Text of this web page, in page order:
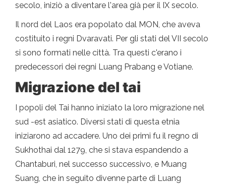
secolo, iniziò a diventare l'area già per il IX secolo.
Il nord del Laos era popolato dal MON, che aveva
costituito i regni Dvaravati. Per gli stati del VII secolo
si sono formati nelle città. Tra questi c'erano i
predecessori dei regni Luang Prabang e Votiane.
Migrazione del tai
I popoli del Tai hanno iniziato la loro migrazione nel
sud -est asiatico. Diversi stati di questa etnia
iniziarono ad accadere. Uno dei primi fu il regno di
Sukhothai dal 1279, che si stava espandendo a
Chantaburi, nel successo successivo, e Muang
Suang, che in seguito divenne parte di Luang